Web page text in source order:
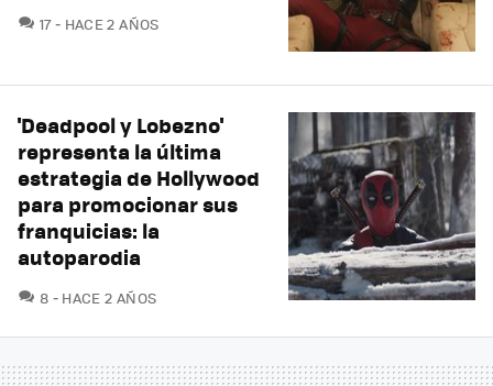
17COMENTARIOS
HACE 2 AÑOS
'Deadpool y Lobezno'
representa la última
estrategia de Hollywood
para promocionar sus
franquicias: la
autoparodia
8 COMENTARIOS
HACE 2 AÑOS